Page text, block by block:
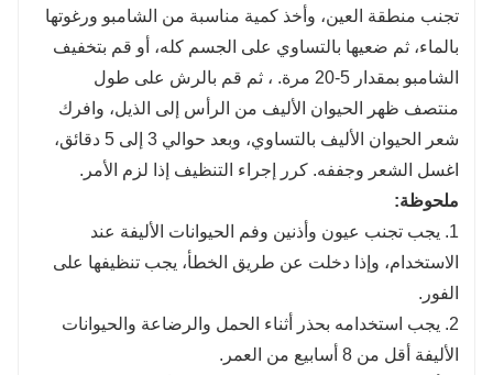
تجنب منطقة العين، وأخذ كمية مناسبة من الشامبو ورغوتها
بالماء، ثم ضعيها بالتساوي على الجسم كله، أو قم بتخفيف
الشامبو بمقدار 5-20 مرة. ، ثم قم بالرش على طول
منتصف ظهر الحيوان الأليف من الرأس إلى الذيل، وافرك
شعر الحيوان الأليف بالتساوي، وبعد حوالي 3 إلى 5 دقائق،
اغسل الشعر وجففه. كرر إجراء التنظيف إذا لزم الأمر.
ملحوظة:
1. يجب تجنب عيون وأذنين وفم الحيوانات الأليفة عند
الاستخدام، وإذا دخلت عن طريق الخطأ، يجب تنظيفها على
الفور.
2. يجب استخدامه بحذر أثناء الحمل والرضاعة والحيوانات
الأليفة أقل من 8 أسابيع من العمر.